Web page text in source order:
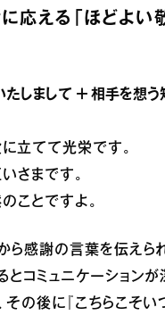
応える「ほどよい
たしまして ＋ 相手を想う
に立てて光栄です。
いさまです。
のことですよ。
ら感謝の言葉を伝えら
とコミュニケーション
その後に『こちらこそ